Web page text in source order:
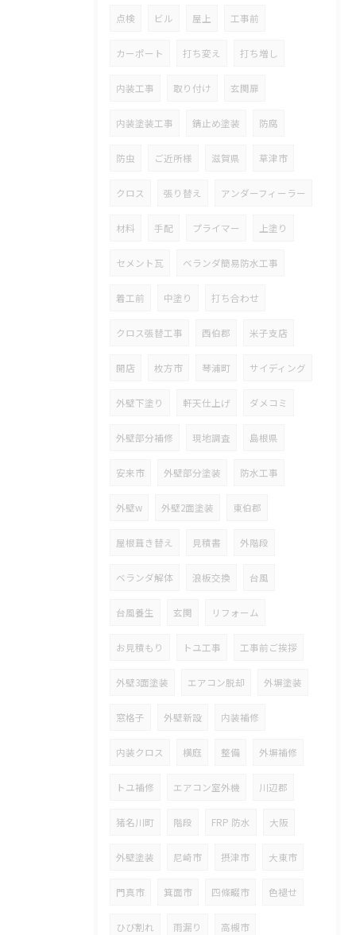
点検 ビル 屋上 工事前
カーポート 打ち変え 打ち増し
内装工事 取り付け 玄関扉
内装塗装工事 錆止め塗装 防腐
防虫 ご近所様 滋賀県 草津市
クロス 張り替え アンダーフィーラー
材料 手配 プライマー 上塗り
セメント瓦 ベランダ簡易防水工事
着工前 中塗り 打ち合わせ
クロス張替工事 西伯郡 米子支店
開店 枚方市 琴浦町 サイディング
外壁下塗り 軒天仕上げ ダメコミ
外壁部分補修 現地調査 島根県
安来市 外壁部分塗装 防水工事
外壁w 外壁2面塗装 東伯郡
屋根葺き替え 見積書 外階段
ベランダ解体 浪板交換 台風
台風養生 玄関 リフォーム
お見積もり トユ工事 工事前ご挨拶
外壁3面塗装 エアコン脱却 外塀塗装
窓格子 外壁新設 内装補修
内装クロス 横庭 整備 外塀補修
トユ補修 エアコン室外機 川辺郡
猪名川町 階段 FRP 防水 大阪
外壁塗装 尼崎市 摂津市 大東市
門真市 箕面市 四條畷市 色褪せ
ひび割れ 雨漏り 高槻市